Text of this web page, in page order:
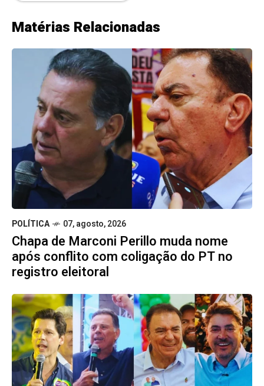
Matérias Relacionadas
POLÍTICA 07, agosto, 2026
Chapa de Marconi Perillo muda nome
após conflito com coligação do PT no
registro eleitoral